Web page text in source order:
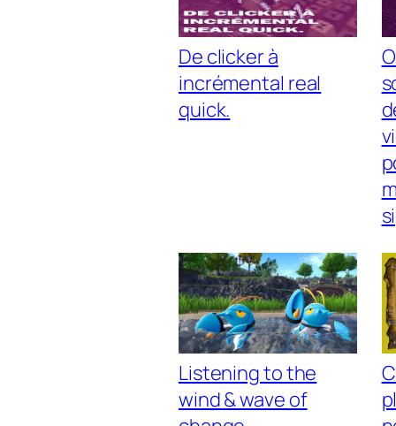
De clicker à
incrémental real
quick.
Listening to the
wind & wave of